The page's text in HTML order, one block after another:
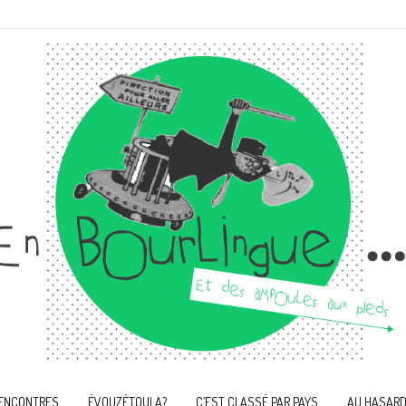
ÉVOUZÉTOULA? C’EST CLASSÉ PAR PAYS AU